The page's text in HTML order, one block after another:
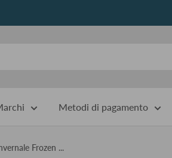
Metodi di pagamento
Frozen ...